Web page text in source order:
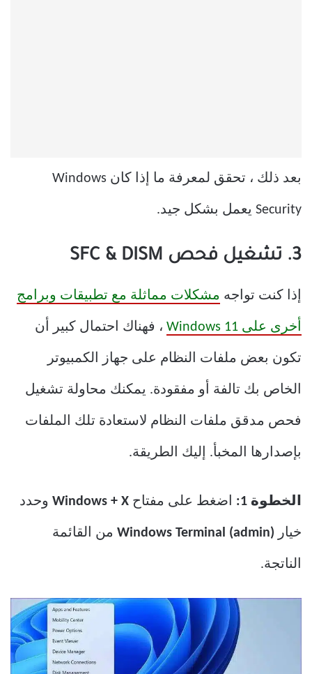
بعد ذلك ، تحقق لمعرفة ما إذا كان Windows
Security يعمل بشكل جيد.
3. تشغيل فحص SFC & DISM
إذا كنت تواجه مشكلات مماثلة مع تطبيقات وبرامج
أخرى على Windows 11 ، فهناك احتمال كبير أن
تكون بعض ملفات النظام على جهاز الكمبيوتر
الخاص بك تالفة أو مفقودة. يمكنك محاولة تشغيل
فحص مدقق ملفات النظام لاستعادة تلك الملفات
بإصدارها المخبأ. إليك الطريقة.
الخطوة 1: اضغط على مفتاح Windows + X وحدد
خيار من القائمة
الناتجة.